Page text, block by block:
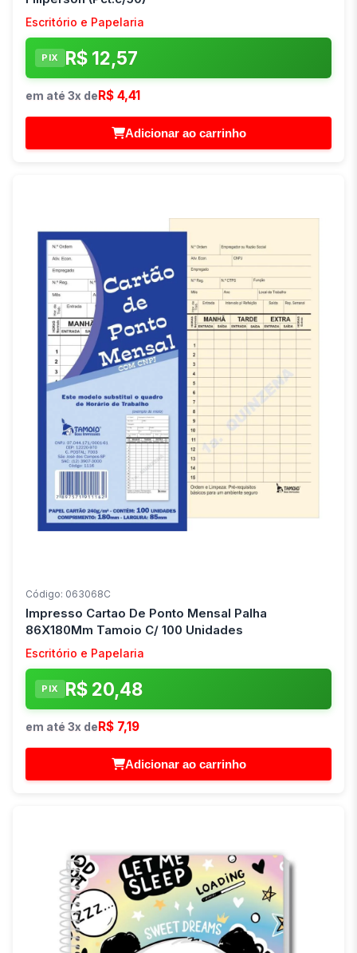
Escritório e Papelaria
PIX R$ 12,57
em até 3x deR$ 4,41
Adicionar ao carrinho
Código: 063068C
Impresso Cartao De Ponto Mensal Palha
86X180Mm Tamoio C/ 100 Unidades
Escritório e Papelaria
PIX R$ 20,48
em até 3x de R$ 7,19
Adicionar ao carrinho